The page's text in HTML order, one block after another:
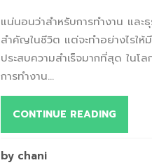
แน่นอนว่าสำหรับการทำงาน และธุ
สำคัญในชีวิต แต่จะทำอย่างไรให้
ประสบความสำเร็จมากที่สุด ในโ
การทำงาน...
CONTINUE READING
by chani